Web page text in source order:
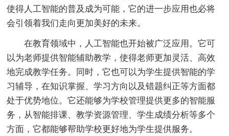
使得人工智能的普及成为可能，它的进一步应用也必将
会引领着我们走向更加美好的未来。
在教育领域中，人工智能也开始被广泛应用。它可
以为老师提供智能辅助教学，使得老师更加灵活、高效
地完成教学任务。同时，它也可以为学生提供智能的学
习辅导，在知识掌握、学习方向以及错题纠正等方面都
处于优势地位。它还能够为学校管理提供更多的智能服
务，从智能排课、教学资源管理、学生成绩分析等多个
方面，它都能够帮助学校更好地为学生提供服务。